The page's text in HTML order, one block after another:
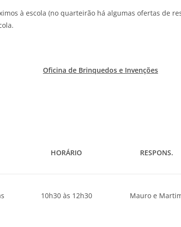
à escola (no quarteirão há algumas ofertas de
Oficina de Brinquedos e Invenções
HORÁRIO RESPONS.
10h30 às 12h30 Mauro e